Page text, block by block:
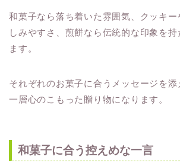
和菓子なら落ち着いた雰囲気、クッキー
しみやすさ、煎餅なら伝統的な印象を持
ます。
それぞれのお菓子に合うメッセージを添
一層心のこもった贈り物になります。
和菓子に合う控えめな一言